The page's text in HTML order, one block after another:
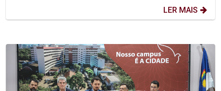
LER MAIS